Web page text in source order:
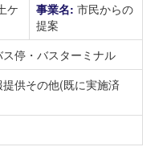
ケ
事業名: 市民からの
提案
停・バスターミナル
提供その他(既に実施済